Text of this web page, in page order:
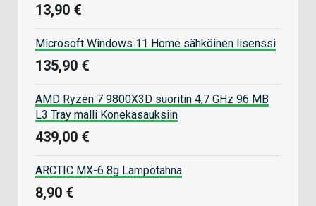
13,90 €
Microsoft Windows 11 Home sähköinen lisenssi
135,90 €
AMD Ryzen 7 9800X3D suoritin 4,7 GHz 96 MB
L3 Tray malli Konekasauksiin
439,00 €
ARCTIC MX-6 8g Lämpötahna
8,90 €